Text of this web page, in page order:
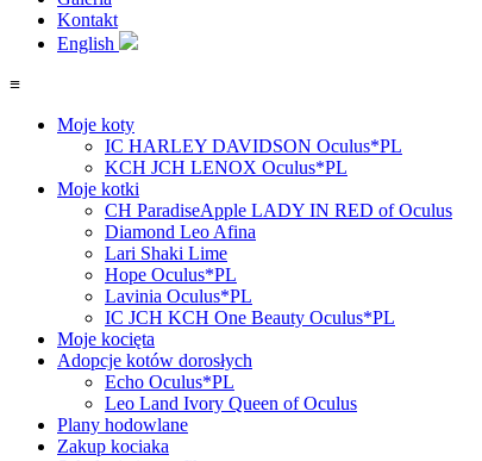
Kontakt
English
≡
Moje koty
IC HARLEY DAVIDSON Oculus*PL
KCH JCH LENOX Oculus*PL
Moje kotki
CH ParadiseApple LADY IN RED of Oculus
Diamond Leo Afina
Lari Shaki Lime
Hope Oculus*PL
Lavinia Oculus*PL
IC JCH KCH One Beauty Oculus*PL
Moje kocięta
Adopcje kotów dorosłych
Echo Oculus*PL
Leo Land Ivory Queen of Oculus
Plany hodowlane
Zakup kociaka